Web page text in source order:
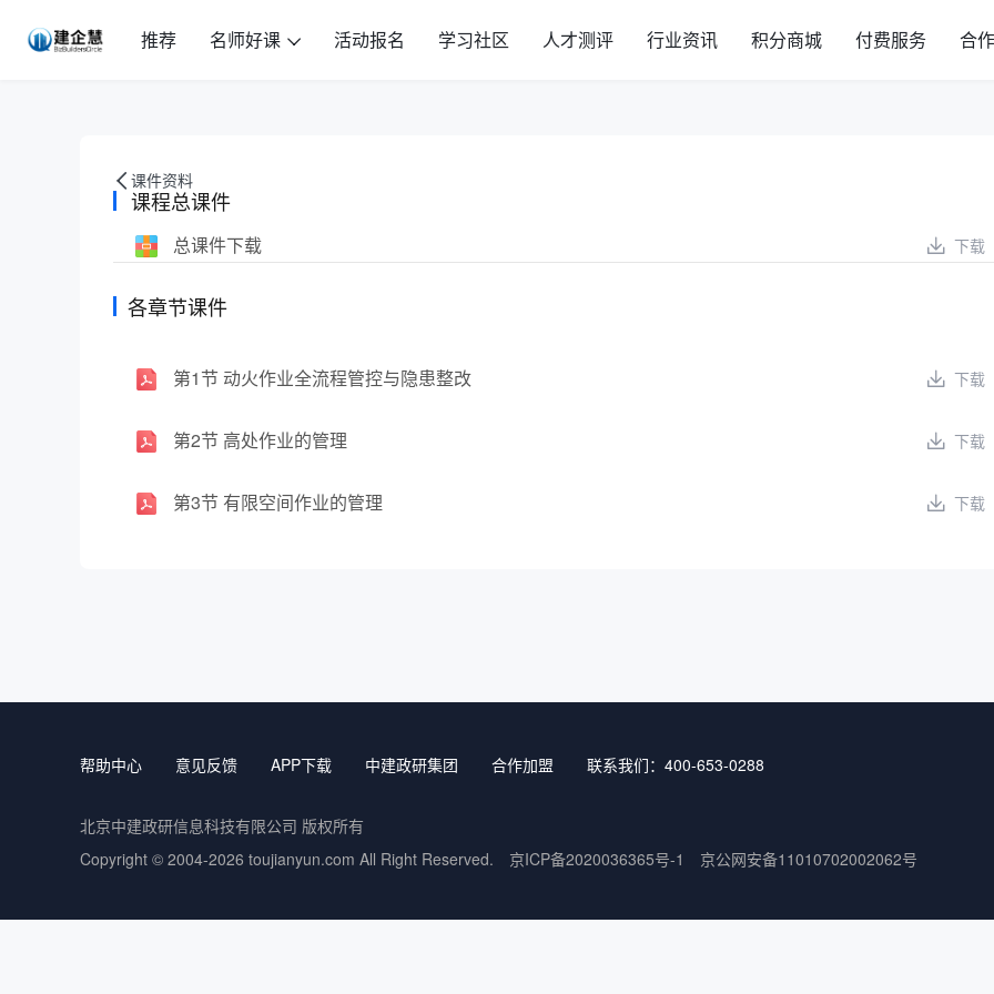
推荐 名师好课 活动报名 学习社区 人才测评 行业资讯 积分商城 付费服务 合
课件资料
课程总课件
总课件下载 下载
各章节课件
第1节 动火作业全流程管控与隐患整改 下载
第2节 高处作业的管理 下载
第3节 有限空间作业的管理 下载
帮助中心 意见反馈 APP下载 中建政研集团 合作加盟 联系我们：400-653-0288
北京中建政研信息科技有限公司 版权所有
Copyright © 2004-2026 toujianyun.com All Right Reserved. 京ICP备2020036365号-1 京公网安备11010702002062号